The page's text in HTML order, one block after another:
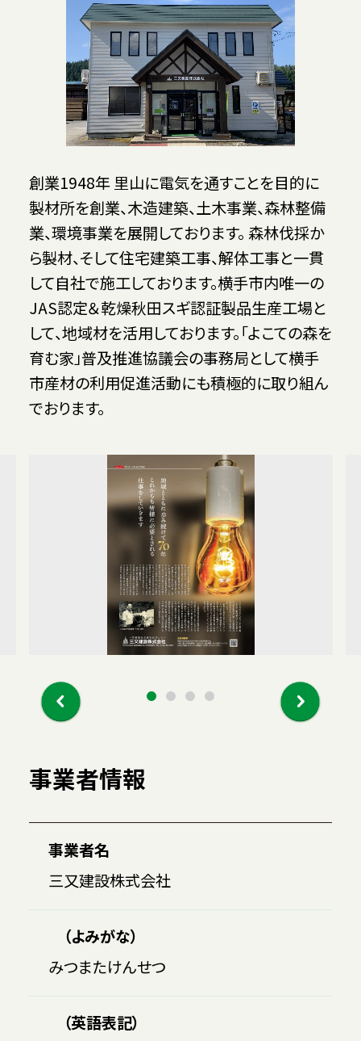
創業1948年 里山に電気を通すことを目的に
製材所を創業、木造建築、土木事業、森林整備
業、環境事業を展開しております。 森林伐採か
ら製材、そして住宅建築工事、解体工事と一貫
して自社で施工しております。横手市内唯一の
JAS認定＆乾燥秋田スギ認証製品生産工場と
して、地域材を活用しております。「よこての森を
育む家」普及推進協議会の事務局として横手
市産材の利用促進活動にも積極的に取り組ん
でおります。
事業者情報
事業者名
三又建設株式会社
（よみがな）
みつまたけんせつ
（英語表記）